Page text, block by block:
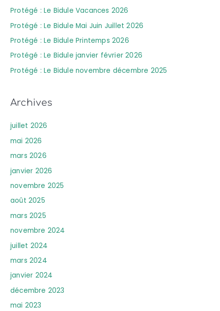
Protégé : Le Bidule Vacances 2026
Protégé : Le Bidule Mai Juin Juillet 2026
Protégé : Le Bidule Printemps 2026
Protégé : Le Bidule janvier février 2026
Protégé : Le Bidule novembre décembre 2025
Archives
juillet 2026
mai 2026
mars 2026
janvier 2026
novembre 2025
août 2025
mars 2025
novembre 2024
juillet 2024
mars 2024
janvier 2024
décembre 2023
mai 2023